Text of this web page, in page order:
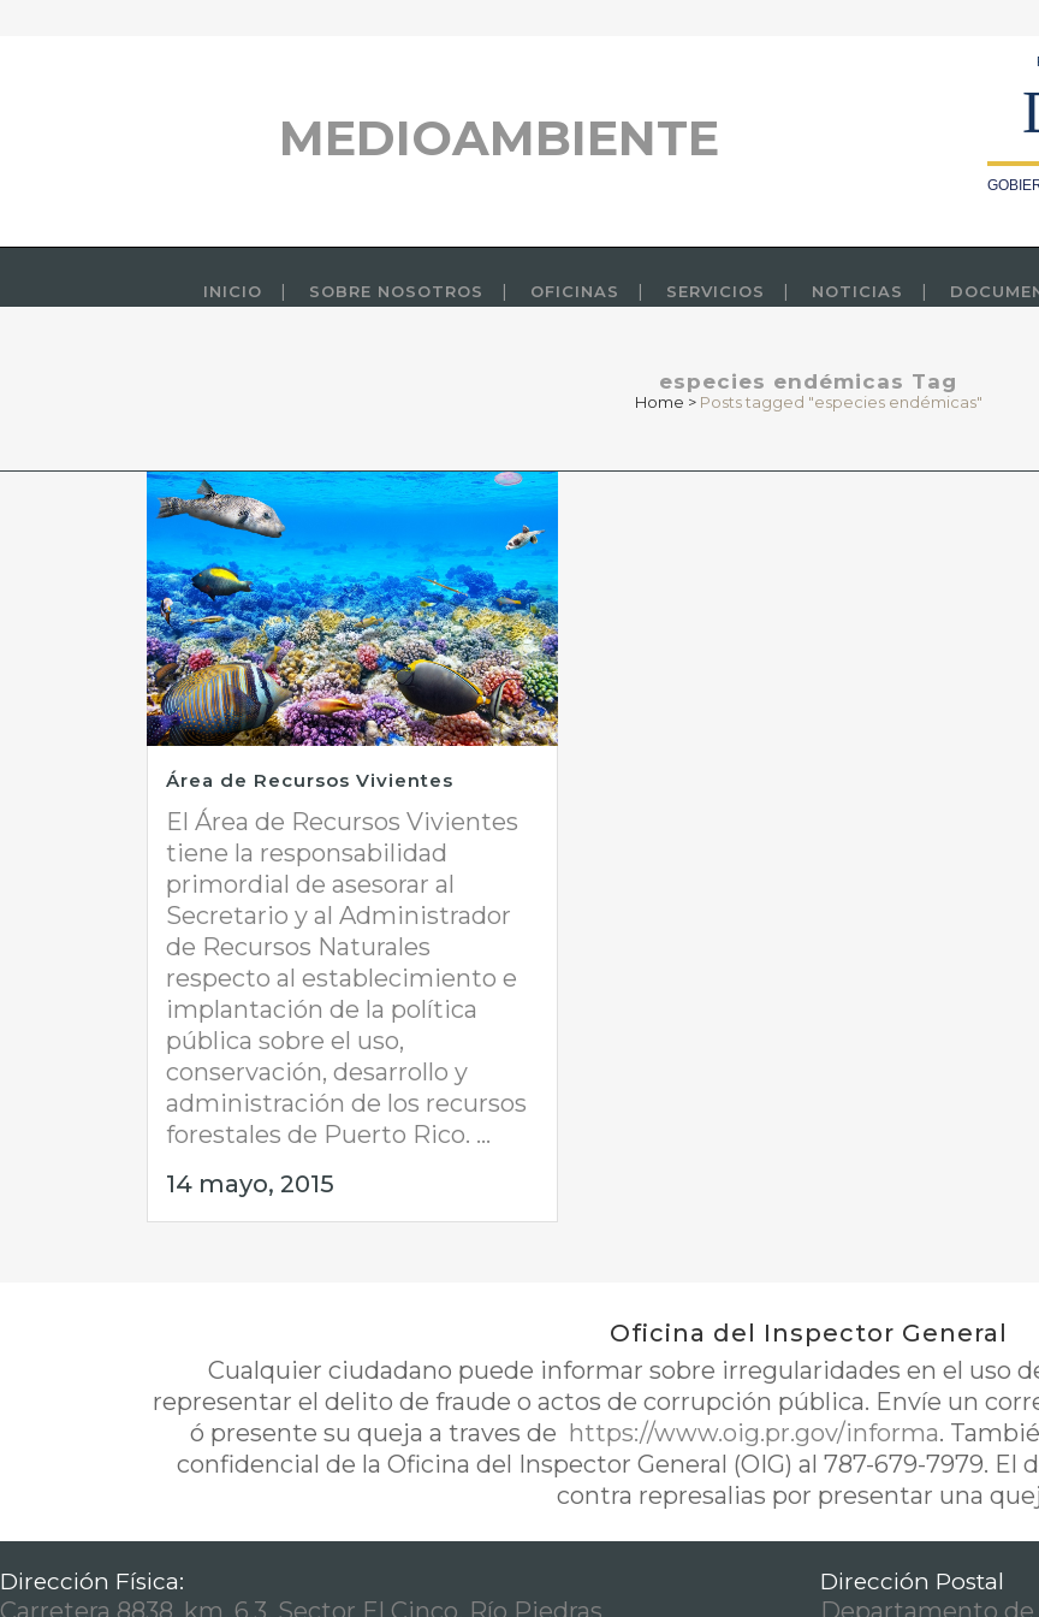
MEDIOAMBIENTE
INICIO SOBRE NOSOTROS OFICINAS SERVICIOS NOTICIAS
especies endémicas Tag
Home > Posts tagged "especies endémicas"
Área de Recursos Vivientes
El Área de Recursos Vivientes
tiene la responsabilidad
primordial de asesorar al
Secretario y al Administrador
de Recursos Naturales
respecto al establecimiento e
implantación de la política
pública sobre el uso,
conservación, desarrollo y
administración de los recursos
forestales de Puerto Rico. ...
14 mayo, 2015
Oficina del Inspector General
Cualquier ciudadano puede informar sobre irregularidades en el uso
representar el delito de fraude o actos de corrupción pública. Envíe un
ó presente su queja a traves de https://www.oig.pr.gov/informa.
confidencial de la Oficina del Inspector General (OIG) al 787-679-7979.
contra represalias por presentar una
Dirección Física:
Carretera 8838, km. 6.3, Sector El Cinco, Río Piedras
Dirección Postal
Departamento de